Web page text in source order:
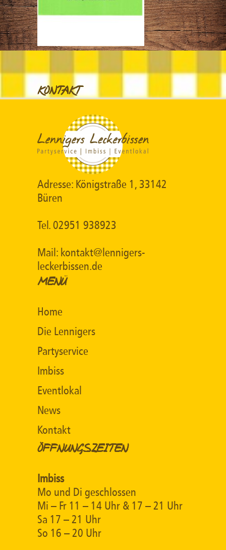
KONTAKT
Adresse: Königstraße 1, 33142
Büren
Tel. 02951 938923
Mail: kontakt@lennigers-
leckerbissen.de
MENÜ
Home
Die Lennigers
Partyservice
Imbiss
Eventlokal
News
Kontakt
ÖFFNUNGSZEITEN
Imbiss
Mo und Di geschlossen
Mi – Fr 11 – 14 Uhr & 17 – 21 Uhr
Sa 17 – 21 Uhr
So 16 – 20 Uhr